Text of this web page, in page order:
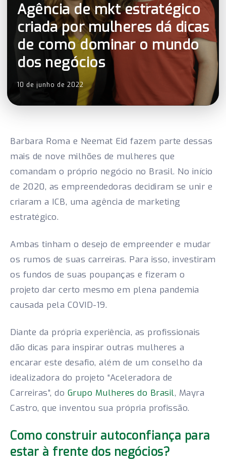
Agência de mkt estratégico
criada por mulheres dá dicas
de como dominar o mundo
dos negócios
10 de junho de 2022
Barbara Roma e Neemat Eid fazem parte dessas
mais de nove milhões de mulheres que
comandam o próprio negócio no Brasil. No início
de 2020, as empreendedoras decidiram se unir e
criaram a ICB, uma agência de marketing
estratégico.
Ambas tinham o desejo de empreender e mudar
os rumos de suas carreiras. Para isso, investiram
os fundos de suas poupanças e fizeram o
projeto dar certo mesmo em plena pandemia
causada pela COVID-19.
Diante da própria experiência, as profissionais
dão dicas para inspirar outras mulheres a
encarar este desafio, além de um conselho da
idealizadora do projeto “Aceleradora de
Carreiras”, do Grupo Mulheres do Brasil, Mayra
Castro, que inventou sua própria profissão.
Como construir autoconfiança para
estar à frente dos negócios?